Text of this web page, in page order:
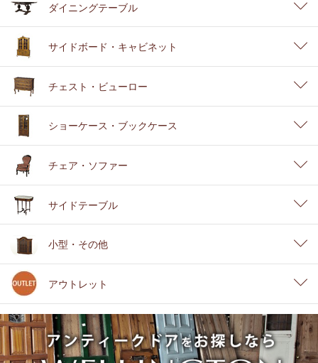
ダイニングテーブル
サイドボード・キャビネット
チェスト・ビューロー
ショーケース・ブックケース
チェア・ソファー
サイドテーブル
小型・その他
アウトレット